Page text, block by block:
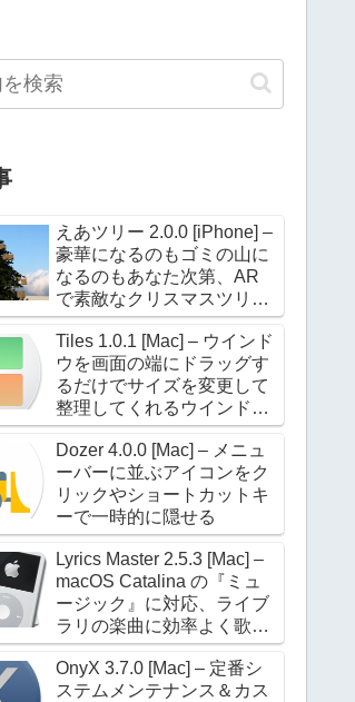
えあツリー 2.0.0 [iPhone] –
豪華になるのもゴミの山に
なるのもあなた次第、AR
で素敵なクリスマスツリー
を飾ろう！
Tiles 1.0.1 [Mac] – ウインド
ウを画面の端にドラッグす
るだけでサイズを変更して
整理してくれるウインドウ
マネージャー
Dozer 4.0.0 [Mac] – メニュ
ーバーに並ぶアイコンをク
リックやショートカットキ
ーで一時的に隠せる
Lyrics Master 2.5.3 [Mac] –
macOS Catalina の『ミュ
ージック』に対応、ライブ
ラリの楽曲に効率よく歌詞
を設定できる
OnyX 3.7.0 [Mac] – 定番シ
ステムメンテナンス＆カス